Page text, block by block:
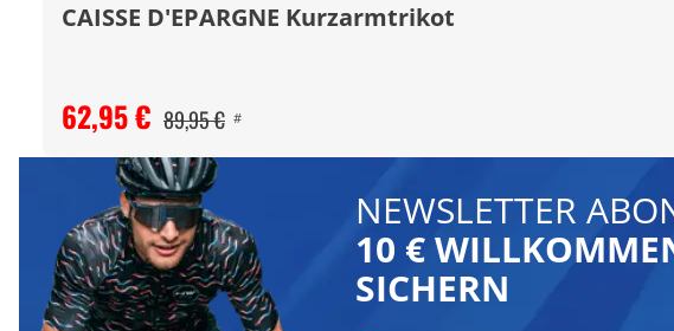
CAISSE D'EPARGNE Kurzarmtrikot
62,95 € 89,95 € #
NEWSLETTER
10 €
SICHERN